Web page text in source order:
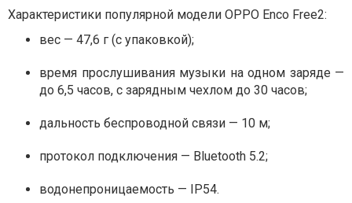
Характеристики популярной модели OPPO Enco Free2:
вес — 47,6 г (с упаковкой);
время прослушивания музыки на одном заряде —
до 6,5 часов, с зарядным чехлом до 30 часов;
дальность беспроводной связи — 10 м;
протокол подключения — Bluetooth 5.2;
водонепроницаемость — IP54.